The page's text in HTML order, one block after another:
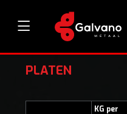
PLATEN
KG per